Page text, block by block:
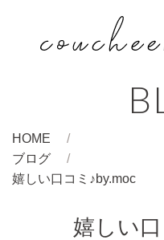
HOME
ブログ
嬉しい口コミ♪by.moc
嬉しい